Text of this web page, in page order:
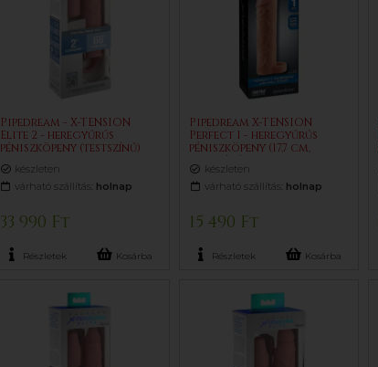
Pipedream - X-TENSION
Elite 2 - heregyűrűs
péniszköpeny (testszínű)
készleten
várható szállítás: holnap
33 990 Ft
Részletek Kosárba
Pipedream X-TENSION
Perfect 1 - heregyűrűs
péniszköpeny (17,7 cm,
testszínű)
készleten
várható szállítás: holnap
15 490 Ft
Részletek Kosárba